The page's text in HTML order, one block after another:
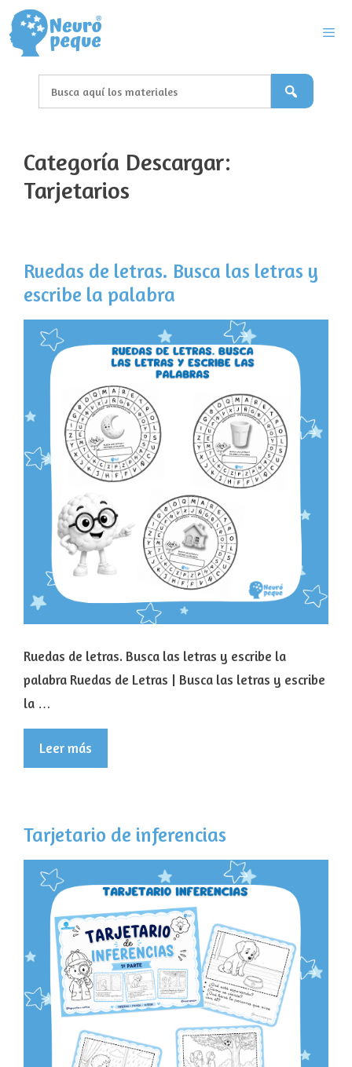
Saltar
al
contenido
Categoría Descargar:
Tarjetarios
Ruedas de letras. Busca las letras y
escribe la palabra
Ruedas de letras. Busca las letras y escribe la
palabra Ruedas de Letras | Busca las letras y escribe
la …
Leer más
Tarjetario de inferencias